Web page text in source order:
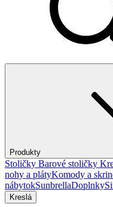
Produkty
Stoličky Barové stoličky
nohy a plátyKomody a
nábytokSunbrellaDoplnky
Kreslá